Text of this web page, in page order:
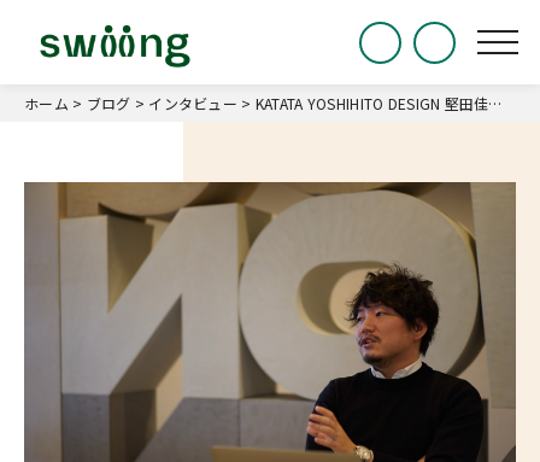
ホーム > ブログ > インタビュー > KATATA YOSHIHITO DESIGN 堅田佳一さん｜軸は「企業の課題解決」。ブランドの本質を見て、あるべき未来をデザインする